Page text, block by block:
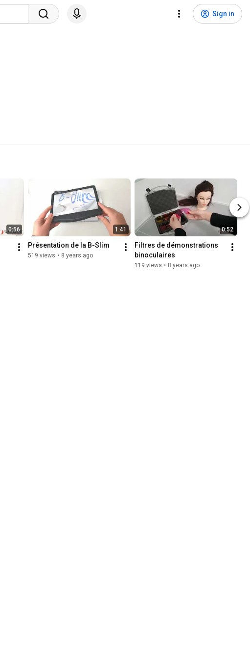
Sign in
0:56 1:41
Présentation de la B-Slim
519 views • 8 years ago
0:52
Filtres de démonstrations
binoculaires
119 views • 8 years ago